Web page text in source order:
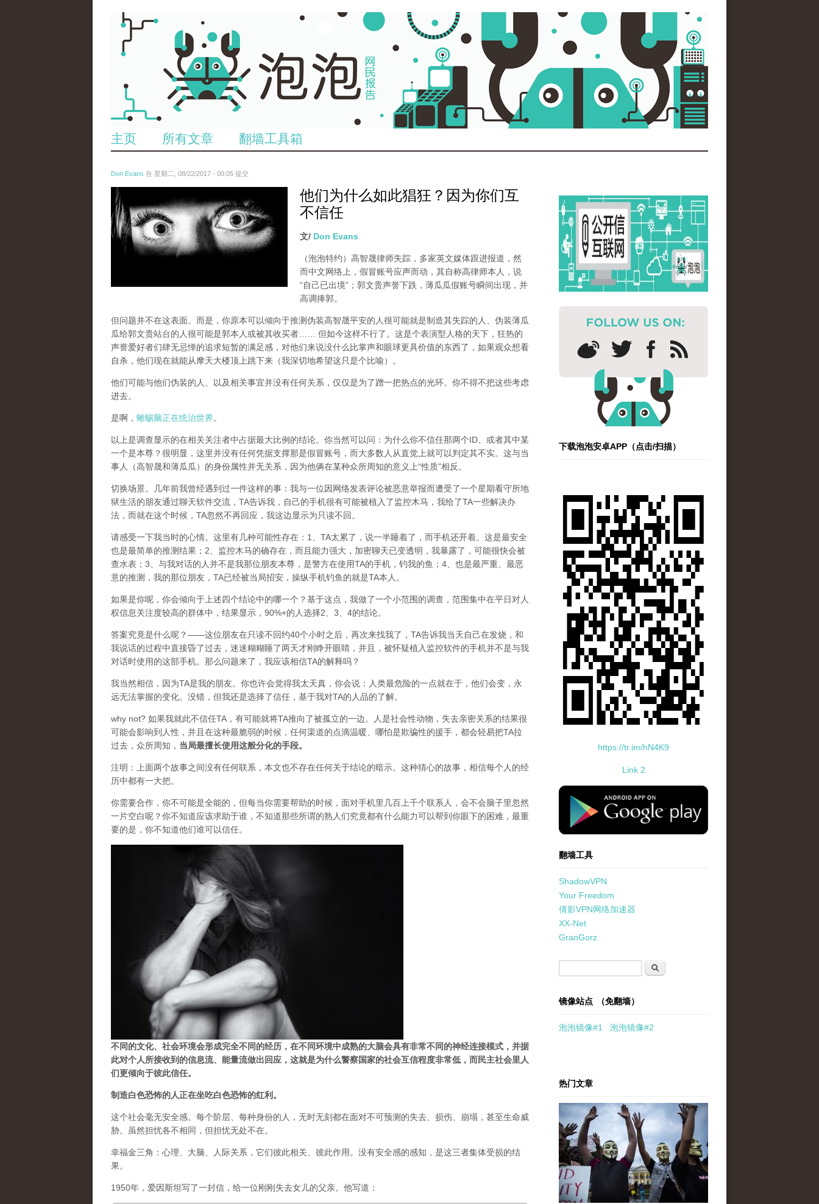
主页 所有文章 翻墙工具箱
Don Evans 在 星期二, 08/22/2017 - 00:05 提交
wechatimg28.jpeg
他们为什么如此猖狂？因为你们互
不信任
文/ Don Evans
（泡泡特约） 高智晟律师失踪，多家英文媒体跟进报道，然
而中文网络上，假冒账号应声而动，其自称高律师本人，说
“自己已出境”；郭文贵声誉下跌，薄瓜瓜假账号瞬间出现，并
高调捧郭。
但问题并不在这表面。而是，你原本可以倾向于推测伪装高智晟平安的人很可能就是制造其失踪的人、伪装薄瓜
瓜给郭文贵站台的人很可能是郭本人或被其收买者…… 但如今这样不行了。这是个表演型人格的天下，狂热的
声誉爱好者们肆无忌惮的追求短暂的满足感，对他们来说没什么比掌声和眼球更具价值的东西了，如果观众想看
自杀，他们现在就能从摩天大楼顶上跳下来（我深切地希望这只是个比喻）。
他们可能与他们伪装的人、以及相关事宜并没有任何关系，仅仅是为了蹭一把热点的光环。你不得不把这些考虑
进去。
是啊， 蜥蜴脑正在统治世界。
以上是调查显示的在相关关注者中占据最大比例的结论。你当然可以问：为什么你不信任那两个ID、或者其中某
一个是本尊？很明显，这里并没有任何凭据支撑那是假冒账号，而大多数人从直觉上就可以判定其不实。这与当
事人（高智晟和薄瓜瓜）的身份属性并无关系，因为他俩在某种众所周知的意义上“性质”相反。
切换场景。几年前我曾经遇到过一件这样的事：我与一位因网络发表评论被恶意举报而遭受了一个星期看守所地
狱生活的朋友通过聊天软件交流，TA告诉我，自己的手机很有可能被植入了监控木马，我给了TA一些解决办
法，而就在这个时候，TA忽然不再回应，我这边显示为只读不回。
请感受一下我当时的心情。这里有几种可能性存在：1、TA太累了，说一半睡着了，而手机还开着。这是最安全
也是最简单的推测结果；2、监控木马的确存在，而且能力强大，加密聊天已变透明，我暴露了，可能很快会被
查水表；3、与我对话的人并不是我那位朋友本尊，是警方在使用TA的手机，钓我的鱼；4、也是最严重、最恶
意的推测，我的那位朋友，TA已经被当局招安，操纵手机钓鱼的就是TA本人。
如果是你呢，你会倾向于上述四个结论中的哪一个？基于这点，我做了一个小范围的调查，范围集中在平日对人
权信息关注度较高的群体中，结果显示，90%+的人选择2、3、4的结论。
答案究竟是什么呢？——这位朋友在只读不回约40个小时之后，再次来找我了，TA告诉我当天自己在发烧，和
我说话的过程中直接昏了过去，迷迷糊糊睡了两天才刚睁开眼睛，并且，被怀疑植入监控软件的手机并不是与我
对话时使用的这部手机。那么问题来了，我应该相信TA的解释吗？
我当然相信，因为TA是我的朋友。你也许会觉得我太天真，你会说：人类最危险的一点就在于，他们会变，永
远无法掌握的变化。没错，但我还是选择了信任，基于我对TA的人品的了解。
why not? 如果我就此不信任TA，有可能就将TA推向了被孤立的一边。人是社会性动物，失去亲密关系的结果很
可能会影响到人性，并且在这种最脆弱的时候，任何渠道的点滴温暖、哪怕是欺骗性的援手，都会轻易把TA拉
过去，众所周知， 当局最擅长使用这般分化的手段。
注明：上面两个故事之间没有任何联系，本文也不存在任何关于结论的暗示。这种猜心的故事，相信每个人的经
历中都有一大把。
你需要合作，你不可能是全能的，但每当你需要帮助的时候，面对手机里几百上千个联系人，会不会脑子里忽然
一片空白呢？你不知道应该求助于谁，不知道那些所谓的熟人们究竟都有什么能力可以帮到你眼下的困难，最重
要的是，你不知道他们谁可以信任。
不同的文化、社会环境会形成完全不同的经历，在不同环境中成熟的大脑会具有非常不同的神经连接模式，并据
此对个人所接收到的信息流、能量流做出回应，这就是为什么警察国家的社会互信程度非常低，而民主社会里人
们更倾向于彼此信任。
制造白色恐怖的人正在坐吃白色恐怖的红利。
这个社会毫无安全感。每个阶层、每种身份的人，无时无刻都在面对不可预测的失去、损伤、崩塌，甚至生命威
胁。虽然担忧各不相同，但担忧无处不在。
幸福金三角：心理、大脑、人际关系，它们彼此相关、彼此作用。没有安全感的感知，是这三者集体受损的结
果。
1950年，爱因斯坦写了一封信，给一位刚刚失去女儿的父亲。他写道：
下载泡泡安卓APP（点击/扫描）
https://tr.im/hN4K9
Link 2
standard-icon-googleplay-app-store.png
翻墙工具
ShadowVPN
Your Freedom
倩影VPN网络加速器
XX-Net
GranGorz
搜索
镜像站点 （免翻墙）
泡泡镜像#1 泡泡镜像#2
热门文章